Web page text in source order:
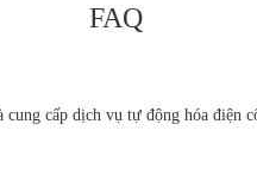
FAQ
cấp dịch vụ tự động hóa điện